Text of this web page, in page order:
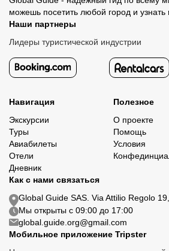
можешь посетить любой город и узнать
Наши партнеры
Лидеры туристической индустрии
Навигация
Экскурсии
Туры
Авиабилеты
Отели
Дневник
Полезное
О проекте
Помощь
Условия
Как с нами связаться
Global Guide SAS. Via Attilio Regolo
Мы открыты с 09:00 до 17:00
global.guide.org@gmail.com
Мобильное приложение Tripster